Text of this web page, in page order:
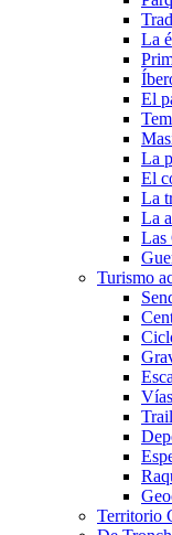
La
El
La
El
La
La
Las
Turismo
Trail
Territorio